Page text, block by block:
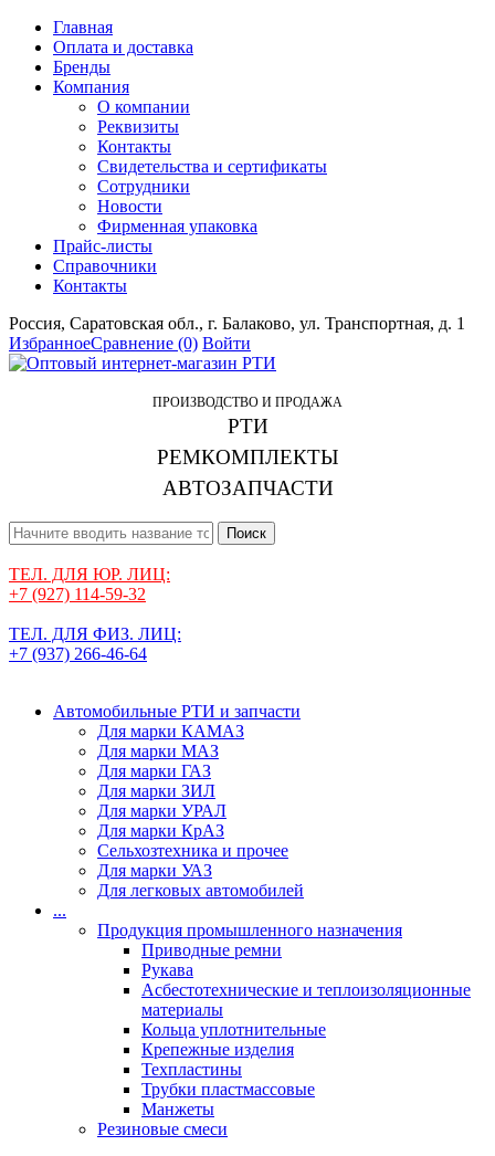
Главная
Оплата и доставка
Бренды
Компания
О компании
Реквизиты
Контакты
Свидетельства и сертификаты
Сотрудники
Новости
Фирменная упаковка
Прайс-листы
Справочники
Контакты
Россия, Саратовская обл., г. Балаково, ул. Транспортная, д. 1
ИзбранноеСравнение (0) Войти
ПРОИЗВОДСТВО И ПРОДАЖА
РТИ
РЕМКОМПЛЕКТЫ
АВТОЗАПЧАСТИ
Поиск
ТЕЛ. ДЛЯ ЮР. ЛИЦ:
+7 (927) 114-59-32
ТЕЛ. ДЛЯ ФИЗ. ЛИЦ:
+7 (937) 266-46-64
Автомобильные РТИ и запчасти
Для марки КАМАЗ
Для марки МАЗ
Для марки ГАЗ
Для марки ЗИЛ
Для марки УРАЛ
Для марки КрАЗ
Сельхозтехника и прочее
Для марки УАЗ
Для легковых автомобилей
...
Продукция промышленного назначения
Приводные ремни
Рукава
Асбестотехнические и теплоизоляционные
материалы
Кольца уплотнительные
Крепежные изделия
Техпластины
Трубки пластмассовые
Манжеты
Резиновые смеси